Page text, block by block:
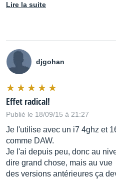
Lire la suite
djgohan
Effet radical!
Publié le 18/09/15 à 21:27
Je l'utilise avec un i7 4ghz et
comme DAW.
Je l'ai depuis peu, donc au
dire grand chose, mais au vue
des versions antérieures ça